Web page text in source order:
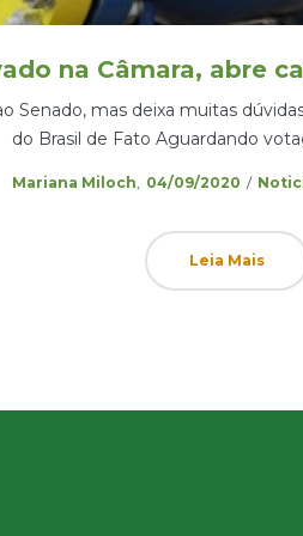
na Câmara, abre
Senado, mas deixa muitas
do Brasil de Fato Aguardando
Mariana Miloch
Posted
04/09/2020
Posted
Leia Mais